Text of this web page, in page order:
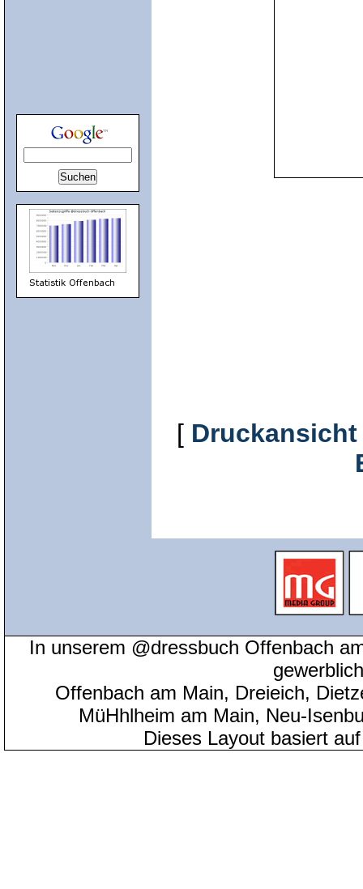
[ Druckansicht
In unserem @dressbuch Offenbach
Offenbach am Main, Dreieich,
MüHhlheim am Main, Neu-
Dieses Layout basiert